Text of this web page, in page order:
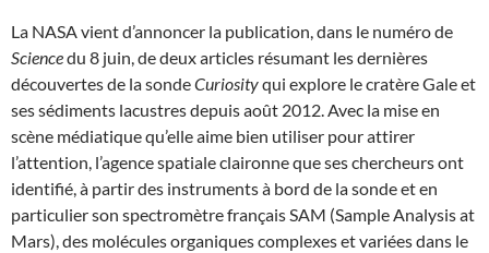
La NASA vient d’annoncer la publication, dans le numéro de
Sciencedu 8 juin, de deux articles résumant les dernières
découvertes de la sondeCuriosityqui explore le cratère Gale et
ses sédiments lacustres depuis août 2012. Avec la mise en
scène médiatique qu’elle aime bien utiliser pour attirer
l’attention, l’agence spatiale claironne que ses chercheurs ont
identifié, à partir des instruments à bord de la sonde et en
particulier son spectromètre français SAM (Sample Analysis at
Mars), des molécules organiques complexes et variées dans le